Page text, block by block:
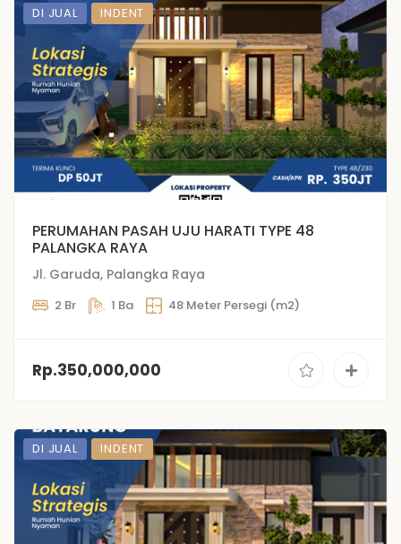
DI JUAL INDENT
PERUMAHAN PASAH UJU HARATI TYPE 48
PALANGKA RAYA
Jl. Garuda, Palangka Raya
2 Br 1 Ba 48 Meter Persegi (m2)
Rp.350,000,000
DI JUAL INDENT